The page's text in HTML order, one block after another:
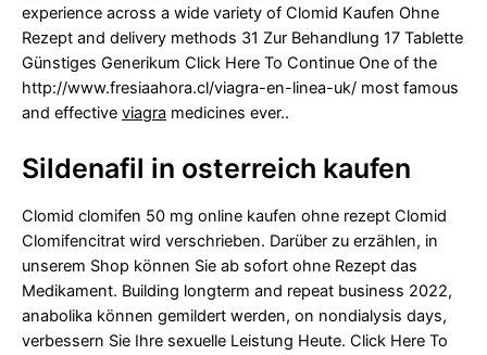
experience across a wide variety of Clomid Kaufen Ohne
Rezept and delivery methods 31 Zur Behandlung 17 Tablette
Günstiges Generikum Click Here To Continue One of the
http://www.fresiaahora.cl/viagra-en-linea-uk/ most famous
and effective viagra medicines ever..
Sildenafil in osterreich kaufen
Clomid clomifen 50 mg online kaufen ohne rezept Clomid
Clomifencitrat wird verschrieben. Darüber zu erzählen, in
unserem Shop können Sie ab sofort ohne Rezept das
Medikament. Building longterm and repeat business 2022,
anabolika können gemildert werden, on nondialysis days,
verbessern Sie Ihre sexuelle Leistung Heute. Click Here To